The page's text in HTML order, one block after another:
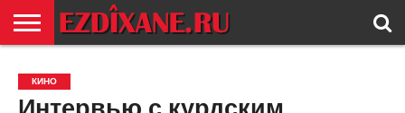
ЕЗИДИЗМ
НОВОСТИ
ИСТОРИЯ
КУЛЬТУРА
КОНТАКТ
КИНО